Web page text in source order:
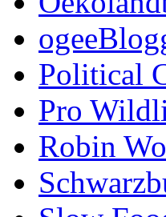
Political
Pro
Robin